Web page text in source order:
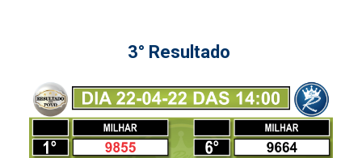
3° Resultado